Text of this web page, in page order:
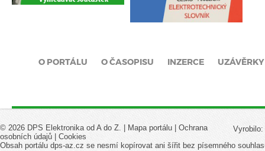
O PORTÁLU O ČASOPISU INZERCE UZÁVĚRKY
Vyrobilo:
© 2026 DPS Elektronika od A do Z. | Mapa portálu
Ochrana
osobních údajů
Cookies
Obsah portálu dps-az.cz se nesmí kopírovat ani šířit bez písemného